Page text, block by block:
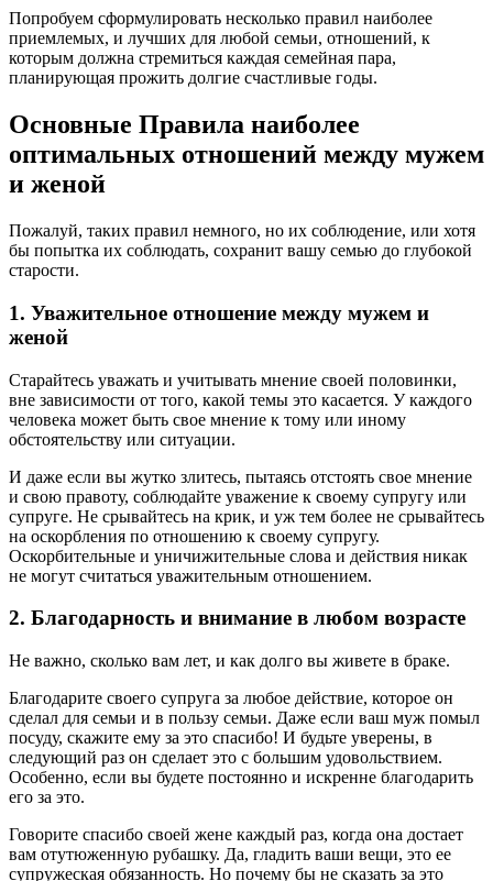
Попробуем сформулировать несколько правил наиболее
приемлемых, и лучших для любой семьи, отношений, к
которым должна стремиться каждая семейная пара,
планирующая прожить долгие счастливые годы.
Основные Правила наиболее
оптимальных отношений между мужем
и женой
Пожалуй, таких правил немного, но их соблюдение, или хотя
бы попытка их соблюдать, сохранит вашу семью до глубокой
старости.
1. Уважительное отношение между мужем и
женой
Старайтесь уважать и учитывать мнение своей половинки,
вне зависимости от того, какой темы это касается. У каждого
человека может быть свое мнение к тому или иному
обстоятельству или ситуации.
И даже если вы жутко злитесь, пытаясь отстоять свое мнение
и свою правоту, соблюдайте уважение к своему супругу или
супруге. Не срывайтесь на крик, и уж тем более не срывайтесь
на оскорбления по отношению к своему супругу.
Оскорбительные и уничижительные слова и действия никак
не могут считаться уважительным отношением.
2. Благодарность и внимание в любом возрасте
Не важно, сколько вам лет, и как долго вы живете в браке.
Благодарите своего супруга за любое действие, которое он
сделал для семьи и в пользу семьи. Даже если ваш муж помыл
посуду, скажите ему за это спасибо! И будьте уверены, в
следующий раз он сделает это с большим удовольствием.
Особенно, если вы будете постоянно и искренне благодарить
его за это.
Говорите спасибо своей жене каждый раз, когда она достает
вам отутюженную рубашку. Да, гладить ваши вещи, это ее
супружеская обязанность. Но почему бы не сказать за это